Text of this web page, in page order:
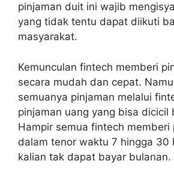
pinjaman duit ini wajib
yang tidak tentu dapat diikuti
masyarakat.
Kemunculan fintech memberi
secara mudah dan cepat.
semuanya pinjaman melalui
pinjaman uang yang bisa dicicil
Hampir semua fintech memberi
dalam tenor waktu 7 hingga 30
kalian tak dapat bayar bulanan.